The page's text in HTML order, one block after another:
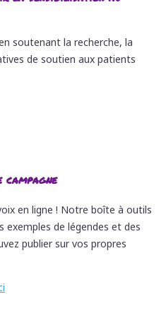
soutenant la recherche, la
de soutien aux patients
campagne
en ligne ! Notre boîte à outils
exemples de légendes et des
publier sur vos propres